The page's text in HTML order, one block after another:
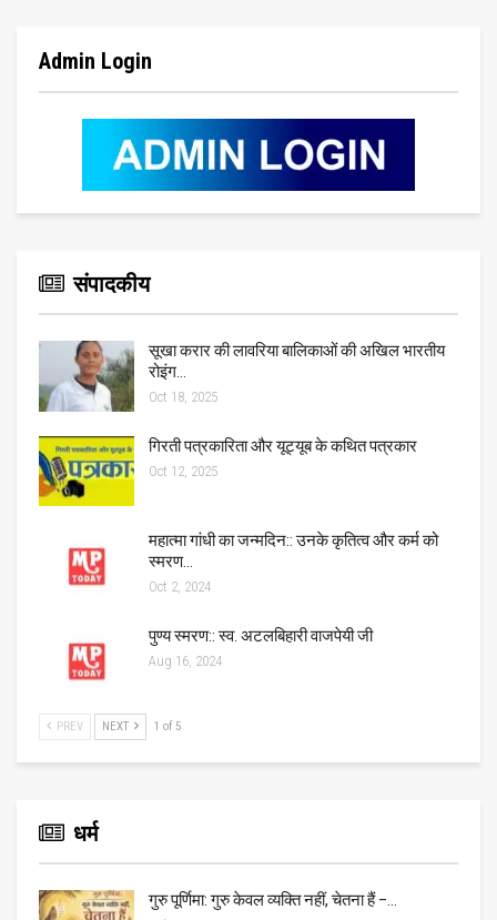
Admin Login
संपादकीय
सूखा करार की लावरिया बालिकाओं की अखिल भारतीय
रोइंग…
Oct 18, 2025
गिरती पत्रकारिता और यूट्यूब के कथित पत्रकार
Oct 12, 2025
महात्मा गांधी का जन्मदिन:: उनके कृतित्व और कर्म को
स्मरण…
Oct 2, 2024
पुण्य स्मरण:: स्व. अटलबिहारी वाजपेयी जी
Aug 16, 2024
PREV NEXT 1 of 5
धर्म
गुरु पूर्णिमा: गुरु केवल व्यक्ति नहीं, चेतना हैं –…